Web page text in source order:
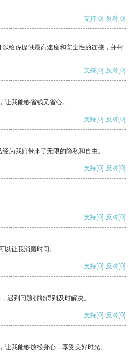
支持[0] 反对[0]
给你提供最高速度和安全性的连接，并帮
支持[0] 反对[0]
让我能够省钱又省心。
支持[0] 反对[0]
为我们带来了无限的隐私和自由。
支持[0] 反对[0]
支持[0] 反对[0]
以让我消磨时间。
支持[0] 反对[0]
遇到问题都能得到及时解决。
支持[0] 反对[0]
让我能够放松身心，享受美好时光。